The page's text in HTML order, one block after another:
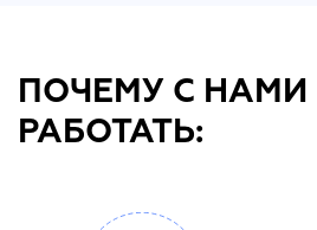
ПОЧЕМУ С
РАБОТАТЬ: